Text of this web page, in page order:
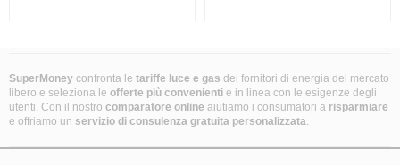
SuperMoney confronta le tariffe luce e gas dei fornitori di energia del mercato
libero e seleziona le offerte più convenienti e in linea con le esigenze degli
utenti. Con il nostro comparatore online aiutiamo i consumatori a risparmiare
e offriamo un servizio di consulenza gratuita personalizzata.